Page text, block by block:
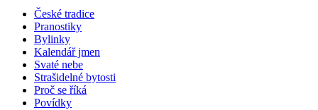
České tradice
Pranostiky
Bylinky
Kalendář jmen
Svaté nebe
Strašidelné bytosti
Proč se říká
Povídky